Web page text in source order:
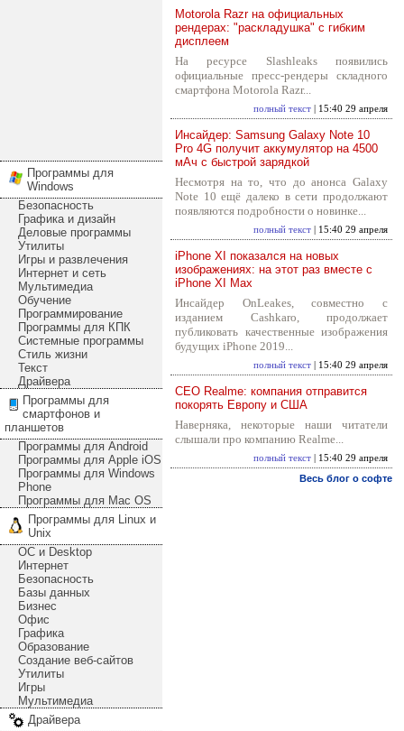
Программы для
Windows
Безопасность
Графика и дизайн
Деловые программы
Утилиты
Игры и развлечения
Интернет и сеть
Мультимедиа
Обучение
Программирование
Программы для КПК
Системные программы
Стиль жизни
Текст
Драйвера
Программы для
смартфонов и
планшетов
Программы для Android
Программы для Apple iOS
Программы для Windows
Phone
Программы для Mac OS
Программы для Linux и
Unix
ОС и Desktop
Интернет
Безопасность
Базы данных
Бизнес
Офис
Графика
Образование
Создание веб-сайтов
Утилиты
Игры
Мультимедиа
Драйвера
Motorola Razr на официальных
рендерах: "раскладушка" с гибким
дисплеем
На ресурсе Slashleaks появились
официальные пресс-рендеры складного
смартфона Motorola Razr...
полный текст | 15:40 29 апреля
Инсайдер: Samsung Galaxy Note 10
Pro 4G получит аккумулятор на 4500
мАч с быстрой зарядкой
Несмотря на то, что до анонса Galaxy
Note 10 ещё далеко в сети продолжают
появляются подробности о новинке...
полный текст | 15:40 29 апреля
iPhone XI показался на новых
изображениях: на этот раз вместе с
iPhone XI Max
Инсайдер OnLeakes, совместно с
изданием Cashkaro, продолжает
публиковать качественные изображения
будущих iPhone 2019...
полный текст | 15:40 29 апреля
CEO Realme: компания отправится
покорять Европу и США
Наверняка, некоторые наши читатели
слышали про компанию Realme...
полный текст | 15:40 29 апреля
Весь блог о софте